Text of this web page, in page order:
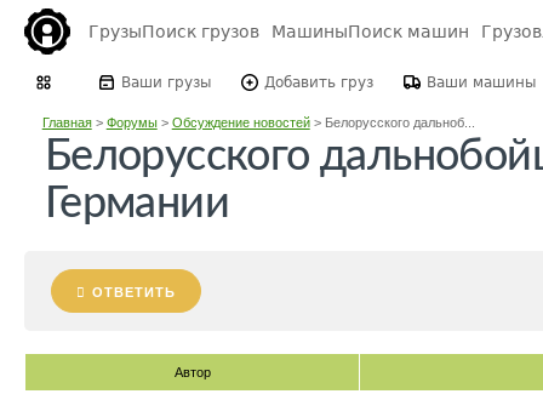
ГрузыПоиск грузов МашиныПоиск машин
Ваши грузы Добавить груз Ваши машины
Главная> Форумы> Обсуждение новостей> Белорусского дальноб...
Белорусского
Германии
ОТВЕТИТЬ
Автор